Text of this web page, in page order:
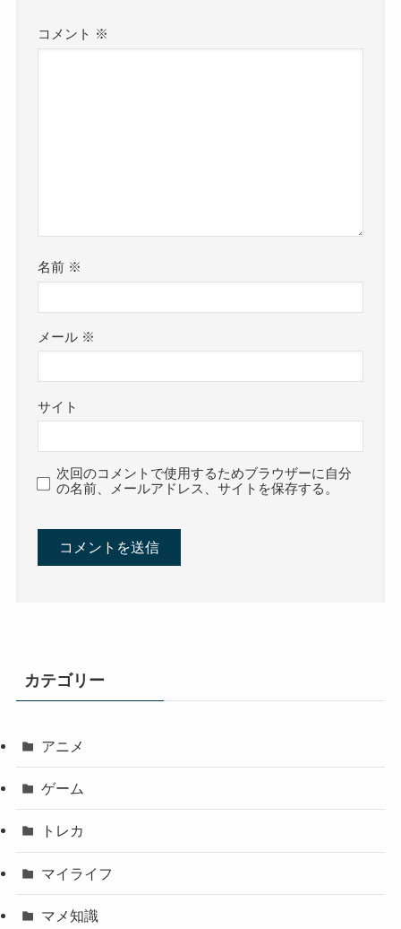
コメント ※
名前 ※
メール ※
サイト
次回のコメントで使用するためブラウザーに自分
の名前、メールアドレス、サイトを保存する。
カテゴリー
アニメ
ゲーム
トレカ
マイライフ
マメ知識